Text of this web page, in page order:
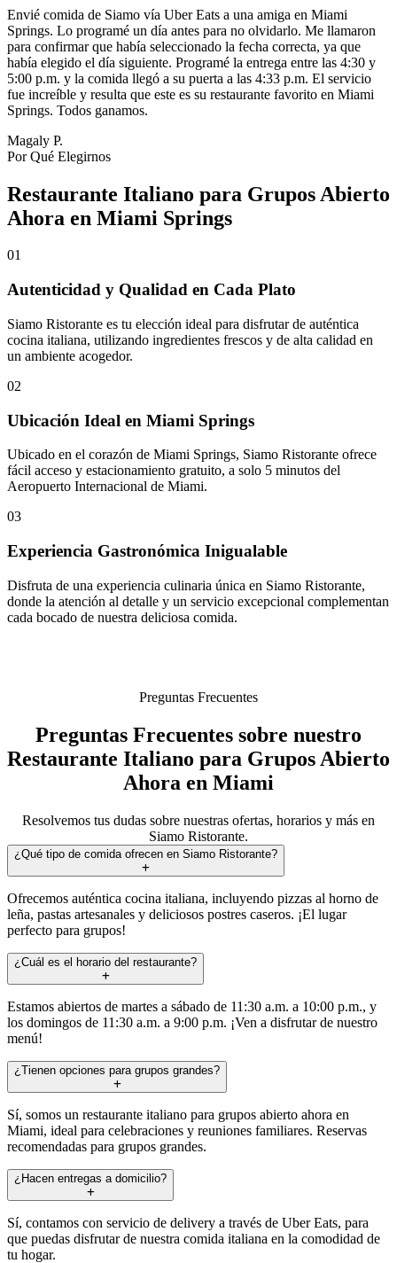
Envié comida de Siamo vía Uber Eats a una amiga en Miami
Springs. Lo programé un día antes para no olvidarlo. Me llamaron
para confirmar que había seleccionado la fecha correcta, ya que
había elegido el día siguiente. Programé la entrega entre las 4:30 y
5:00 p.m. y la comida llegó a su puerta a las 4:33 p.m. El servicio
fue increíble y resulta que este es su restaurante favorito en Miami
Springs. Todos ganamos.
Magaly P.
Por Qué Elegirnos
Restaurante Italiano para Grupos Abierto
Ahora en Miami Springs
01
Autenticidad y Qualidad en Cada Plato
Siamo Ristorante es tu elección ideal para disfrutar de auténtica
cocina italiana, utilizando ingredientes frescos y de alta calidad en
un ambiente acogedor.
02
Ubicación Ideal en Miami Springs
Ubicado en el corazón de Miami Springs, Siamo Ristorante ofrece
fácil acceso y estacionamiento gratuito, a solo 5 minutos del
Aeropuerto Internacional de Miami.
03
Experiencia Gastronómica Inigualable
Disfruta de una experiencia culinaria única en Siamo Ristorante,
donde la atención al detalle y un servicio excepcional complementan
cada bocado de nuestra deliciosa comida.
Preguntas Frecuentes
Preguntas Frecuentes sobre nuestro
Restaurante Italiano para Grupos Abierto
Ahora en Miami
Resolvemos tus dudas sobre nuestras ofertas, horarios y más en
Siamo Ristorante.
¿Qué tipo de comida ofrecen en Siamo Ristorante?
Ofrecemos auténtica cocina italiana, incluyendo pizzas al horno de
leña, pastas artesanales y deliciosos postres caseros. ¡El lugar
perfecto para grupos!
¿Cuál es el horario del restaurante?
Estamos abiertos de martes a sábado de 11:30 a.m. a 10:00 p.m., y
los domingos de 11:30 a.m. a 9:00 p.m. ¡Ven a disfrutar de nuestro
menú!
¿Tienen opciones para grupos grandes?
Sí, somos un restaurante italiano para grupos abierto ahora en
Miami, ideal para celebraciones y reuniones familiares. Reservas
recomendadas para grupos grandes.
¿Hacen entregas a domicilio?
Sí, contamos con servicio de delivery a través de Uber Eats, para
que puedas disfrutar de nuestra comida italiana en la comodidad de
tu hogar.